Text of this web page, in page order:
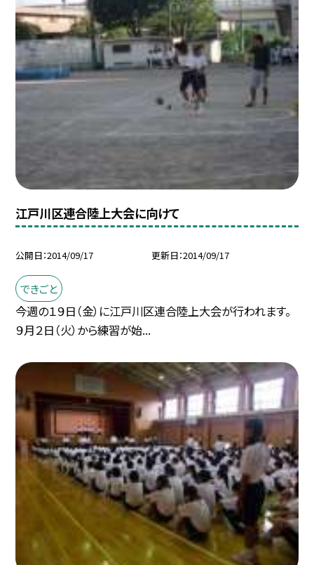
江戸川区連合陸上大会に向けて
公開日 2014/09/17 更新日 2014/09/17
できごと
今週の１９日（金）に江戸川区連合陸上大会が行われます。
９月２日（火）から練習が始...